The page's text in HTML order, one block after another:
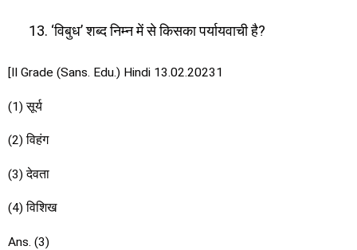
‘विबुध’ शब्द निम्न में से किसका पर्यायवाची है?
[II Grade (Sans. Edu.) Hindi 13.02.20231
(1) सूर्य
(2) विहंग
(3) देवता
(4) विशिख
Ans. (3)